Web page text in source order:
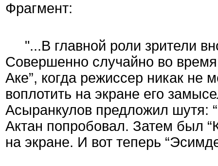
Фрагмент:
"...В главной роли зрители
Совершенно случайно во время
Аке”, когда режиссер никак не
воплотить на экране его
Асыранкулов предложил шутя:
Актан попробовал. Затем был
на экране. И вот теперь